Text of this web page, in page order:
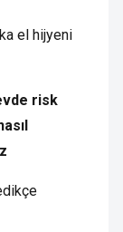
el hijyeni
risk